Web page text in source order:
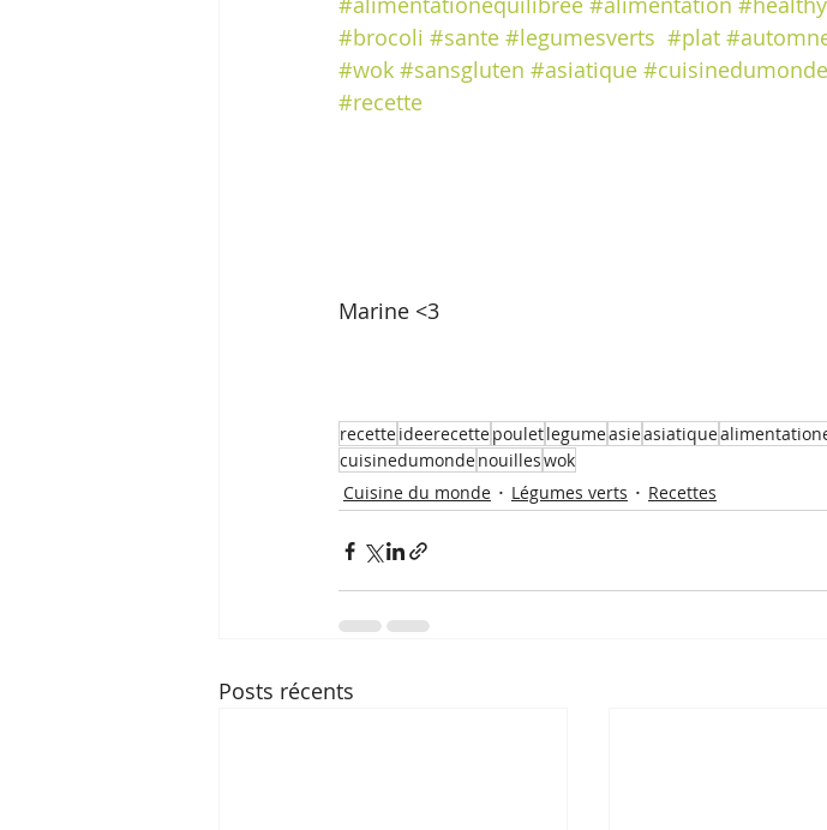
#brocoli #sante #legumesverts #plat
#wok #sansgluten #asiatique #cuisinedumonde
#recette
Marine <3
recetteideerecettepouletlegumeasieasiatique
cuisinedumondenouilleswok
Cuisine du monde
Légumes verts Recettes
Posts récents